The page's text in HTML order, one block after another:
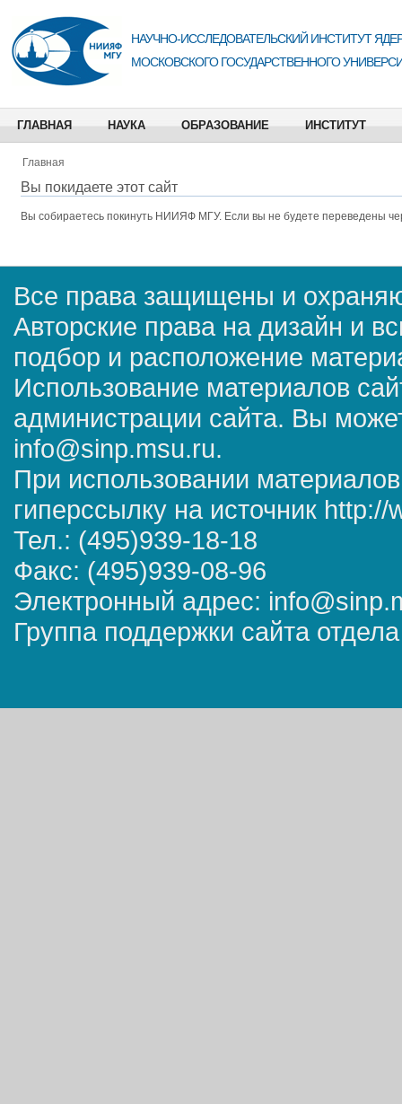
НАУЧНО-ИССЛЕДОВАТЕЛЬСКИЙ ИНСТИТУТ
МОСКОВСКОГО ГОСУДАРСТВЕННОГО
ГЛАВНАЯ НАУКА ОБРАЗОВАНИЕ ИНСТИТУТ
Главная
Вы покидаете этот сайт
Вы собираетесь покинуть НИИЯФ МГУ. Если вы не будете переведены
Все права защищены и
Авторские права на дизайн и
подбор и расположение
Использование материалов
администрации сайта. Вы
info@sinp.msu.ru.
При использовании
гиперссылку на источник
Тел.: (495)939-18-18
Факс: (495)939-08-96
Электронный адрес:
Группа поддержки сайта